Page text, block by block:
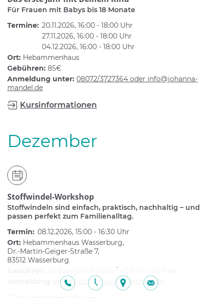
Für Frauen mit Babys bis 18 Monate
Termine: 20.11.2026, 16:00 - 18:00 Uhr
27.11.2026, 16:00 - 18:00 Uhr
04.12.2026, 16:00 - 18:00 Uhr
Ort: Hebammenhaus
Gebühren: 85€
Anmeldung unter: 08072/3727364 oder info@johanna-
mandel.de
Kursinformationen
Dezember
Stoffwindel-Workshop
Stoffwindeln sind einfach, praktisch, nachhaltig – und
passen perfekt zum Familienalltag.
Termin: 08.12.2026, 15:00 - 16:30 Uhr
Ort: Hebammenhaus Wasserburg,
Dr.-Martin-Geiger-Straße 7,
83512 Wasserburg
30 Euro pro Person / 40 Euro pro Paar
Anmeldung unter:
info@mareike-kirchner.de